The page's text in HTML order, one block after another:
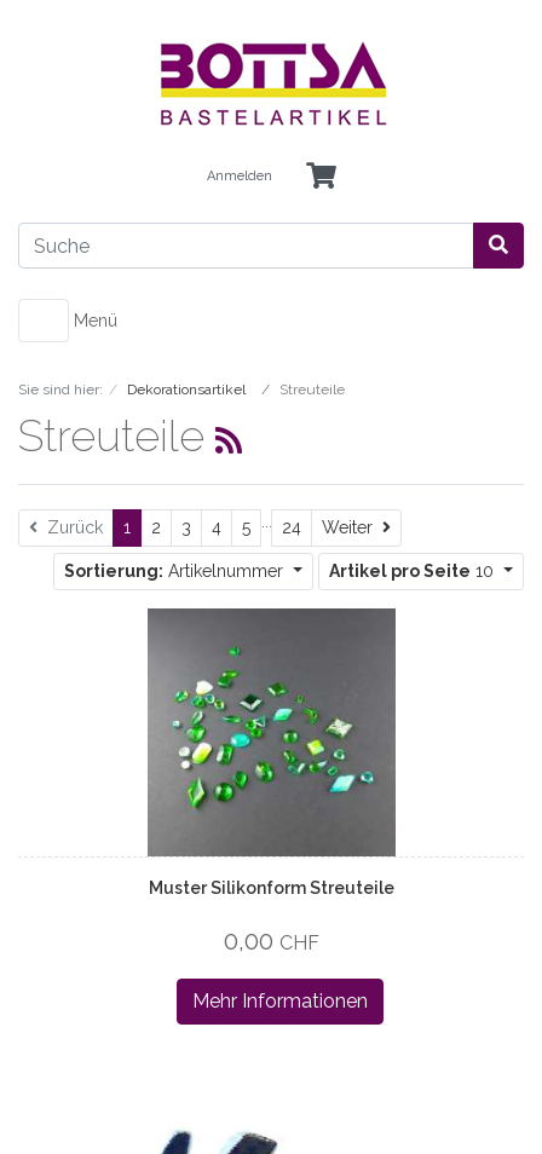
Anmelden
Menü
Sie sind hier: Dekorationsartikel Streuteile
Streuteile
Zurück 1 2 3 4 5 24 Weiter Weiter
Sortierung: Artikelnummer Artikel pro Seite 10
Muster Silikonform Streuteile
0,00 CHF
Mehr Informationen